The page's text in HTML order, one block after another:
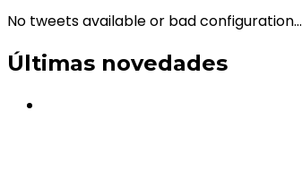
No tweets available or bad configuration...
Últimas novedades